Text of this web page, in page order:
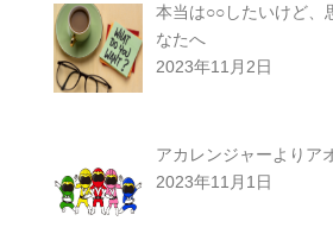
本当は○○したいけど、
なたへ
2023年11月2日
アカレンジャーよりア
2023年11月1日